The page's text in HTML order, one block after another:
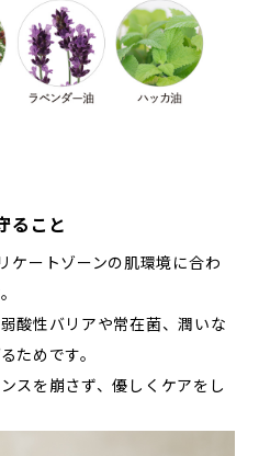
ること
ートゾーンの肌環境に合わ
酸性バリアや常在菌、潤いな
ためです。
スを崩さず、優しくケアをし